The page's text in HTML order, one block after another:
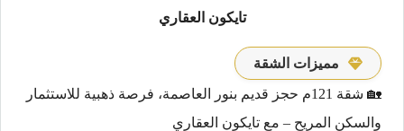
تايكون العقاري
مميزات الشقة
🏡 شقة 121م حجز قديم بنور العاصمة، فرصة ذهبية للاستثمار
والسكن المريح – مع تايكون العقاري